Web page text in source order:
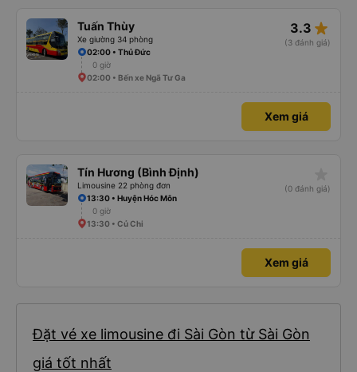
Tuấn Thùy
Xe giường 34 phòng
3.3 star_rate
(3 đánh giá)
02:00 • Thủ Đức
0 giờ
02:00 • Bến xe Ngã Tư Ga
Xem giá
Tín Hương (Bình Định)
Limousine 22 phòng đơn
(0 đánh giá)
13:30 • Huyện Hóc Môn
0 giờ
13:30 • Củ Chi
Xem giá
Đặt vé xe limousine đi Sài Gòn từ Sài Gòn
giá tốt nhất